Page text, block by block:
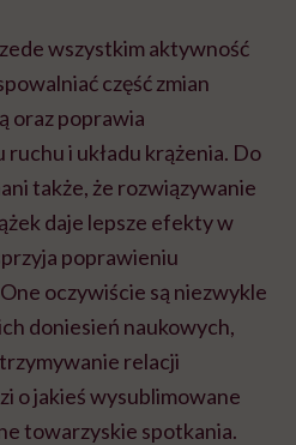
wszystkim aktywność
część zmian
oraz poprawia
i układu krążenia. Do
także, że rozwiązywanie
daje lepsze efekty w
poprawieniu
oczywiście są niezwykle
doniesień naukowych,
relacji
o jakieś wysublimowane
towarzyskie spotkania.